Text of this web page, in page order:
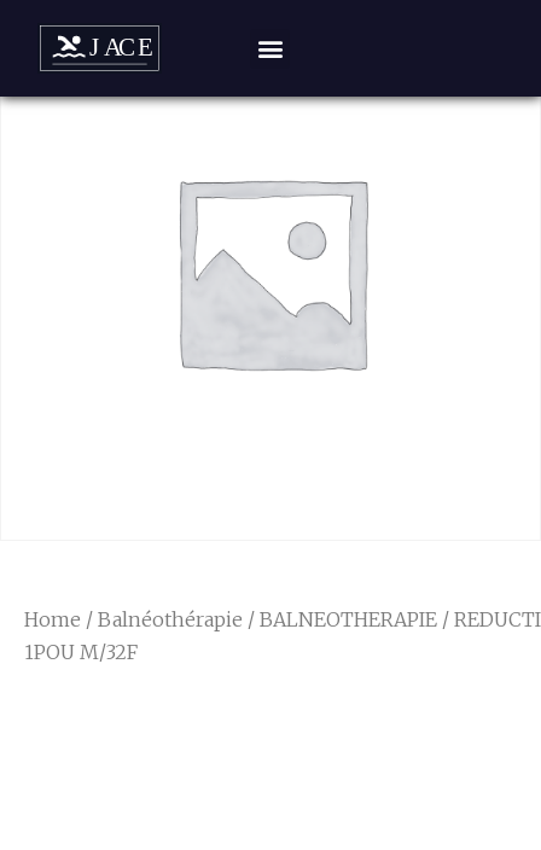
Home / Balnéothérapie / BALNEOTHERAPIE /
1POU M/32F